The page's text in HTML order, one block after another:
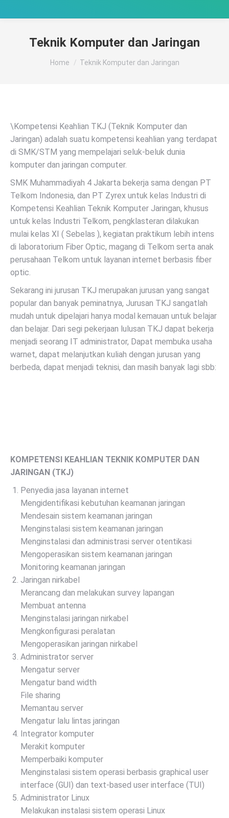
Teknik Komputer dan Jaringan
You are here:
Home Teknik Komputer dan Jaringan
\Kompetensi Keahlian TKJ (Teknik Komputer dan
Jaringan) adalah suatu kompetensi keahlian yang terdapat
di SMK/STM yang mempelajari seluk-beluk dunia
komputer dan jaringan computer.
SMK Muhammadiyah 4 Jakarta bekerja sama dengan PT
Telkom Indonesia, dan PT Zyrex untuk kelas Industri di
Kompetensi Keahlian Teknik Komputer Jaringan, khusus
untuk kelas Industri Telkom, pengklasteran dilakukan
mulai kelas XI ( Sebelas ), kegiatan praktikum lebih intens
di laboratorium Fiber Optic, magang di Telkom serta anak
perusahaan Telkom untuk layanan internet berbasis fiber
optic.
Sekarang ini jurusan TKJ merupakan jurusan yang sangat
popular dan banyak peminatnya, Jurusan TKJ sangatlah
mudah untuk dipelajari hanya modal kemauan untuk belajar
dan belajar. Dari segi pekerjaan lulusan TKJ dapat bekerja
menjadi seorang IT administrator, Dapat membuka usaha
warnet, dapat melanjutkan kuliah dengan jurusan yang
berbeda, dapat menjadi teknisi, dan masih banyak lagi sbb:
KOMPETENSI KEAHLIAN TEKNIK KOMPUTER DAN
JARINGAN (TKJ)
Penyedia jasa layanan internet
Mengidentifikasi kebutuhan keamanan jaringan
Mendesain sistem keamanan jaringan
Menginstalasi sistem keamanan jaringan
Menginstalasi dan administrasi server otentikasi
Mengoperasikan sistem keamanan jaringan
Monitoring keamanan jaringan
Jaringan nirkabel
Merancang dan melakukan survey lapangan
Membuat antenna
Menginstalasi jaringan nirkabel
Mengkonfigurasi peralatan
Mengoperasikan jaringan nirkabel
Administrator server
Mengatur server
Mengatur band width
File sharing
Memantau server
Mengatur lalu lintas jaringan
Integrator komputer
Merakit komputer
Memperbaiki komputer
Menginstalasi sistem operasi berbasis graphical user
interface (GUI) dan text-based user interface (TUI)
Administrator Linux
Melakukan instalasi sistem operasi Linux